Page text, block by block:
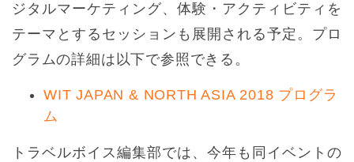
ジタルマーケティング、体験・アクティビティを
テーマとするセッションも展開される予定。プロ
グラムの詳細は以下で参照できる。
WIT JAPAN & NORTH ASIA 2018 プログラ
ム
トラベルボイス編集部では、今年も同イベントの